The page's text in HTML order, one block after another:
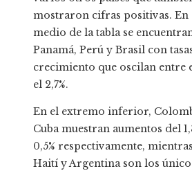
mostraron cifras positivas. En
medio de la tabla se
Panamá, Perú y Brasil con
crecimiento que oscilan entre
el 2,7%.
En el extremo inferior,
Cuba muestran aumentos del
0,5% respectivamente,
Haití y Argentina son los